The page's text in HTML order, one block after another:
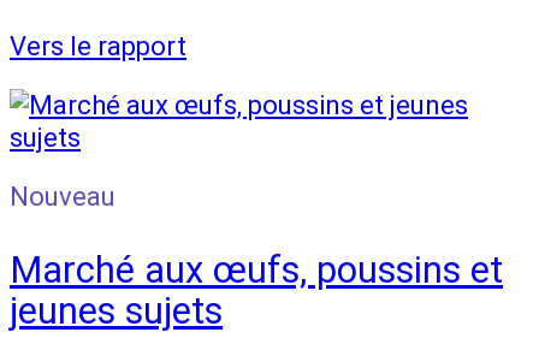
Vers le rapport
Nouveau
Marché aux œufs, poussins et
jeunes sujets